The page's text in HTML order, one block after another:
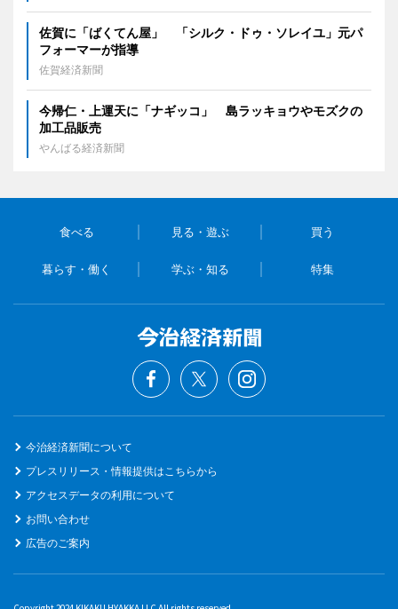
佐賀に「ばくてん屋」 「シルク・ドゥ・ソレイユ」元パ
フォーマーが指導
佐賀経済新聞
今帰仁・上運天に「ナギッコ」 島ラッキョウやモズクの
加工品販売
やんばる経済新聞
食べる 見る・遊ぶ 買う
暮らす・働く 学ぶ・知る 特集
今治経済新聞について
プレスリリース・情報提供はこちらから
アクセスデータの利用について
お問い合わせ
広告のご案内